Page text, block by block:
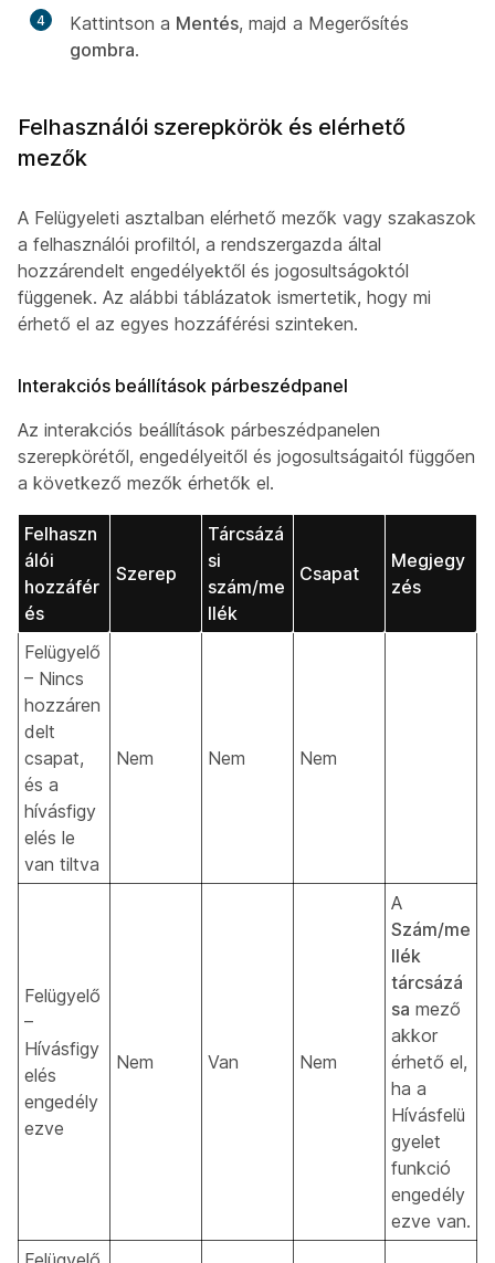
4 Kattintson a Mentés, majd a Megerősítés
gombra.
Felhasználói szerepkörök és elérhető
mezők
A Felügyeleti asztalban elérhető mezők vagy szakaszok
a felhasználói profiltól, a rendszergazda által
hozzárendelt engedélyektől és jogosultságoktól
függenek. Az alábbi táblázatok ismertetik, hogy mi
érhető el az egyes hozzáférési szinteken.
Interakciós beállítások párbeszédpanel
Az interakciós beállítások párbeszédpanelen
szerepkörétől, engedélyeitől és jogosultságaitól függően
a következő mezők érhetők el.
Felhaszn
álói
hozzáfér
és
Szerep
Tárcsázá
si
szám/me
llék
Csapat
Megjegy
zés
Felügyelő
– Nincs
hozzáren
delt
csapat,
és a
hívásfigy
elés le
van tiltva
Nem Nem Nem
Felügyelő
–
Hívásfigy
elés
engedély
ezve
Nem Van Nem
A
Szám/me
llék
tárcsázá
sa mező
akkor
érhető el,
ha a
Hívásfelü
gyelet
funkció
engedély
ezve van.